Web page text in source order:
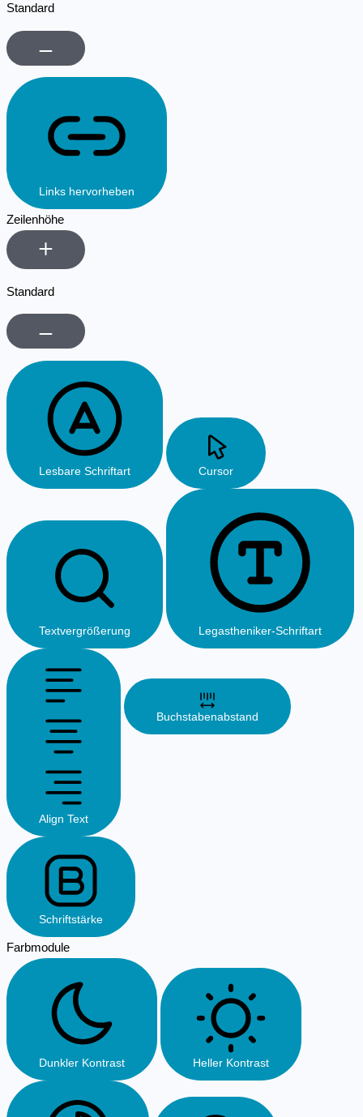
Standard
Links hervorheben
Zeilenhöhe
Standard
Lesbare Schriftart Cursor
Textvergrößerung Legastheniker-Schriftart
Align Text
Buchstabenabstand
Schriftstärke
Farbmodule
Dunkler Kontrast Heller Kontrast